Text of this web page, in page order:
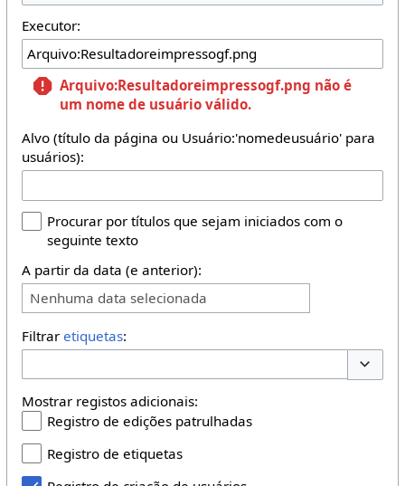
Executor:
Arquivo:Resultadoreimpressogf.png não é
um nome de usuário válido.
Alvo (título da página ou Usuário:'nomedeusuário' para
usuários):
Procurar por títulos que sejam iniciados com o
seguinte texto
A partir da data (e anterior):
Nenhuma data selecionada
Filtrar etiquetas:
Mostrar registos adicionais:
Registro de edições patrulhadas
Registro de etiquetas